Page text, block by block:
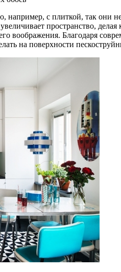
например, с плиткой, так они
пространство,
воображения. Благодаря
на поверхности